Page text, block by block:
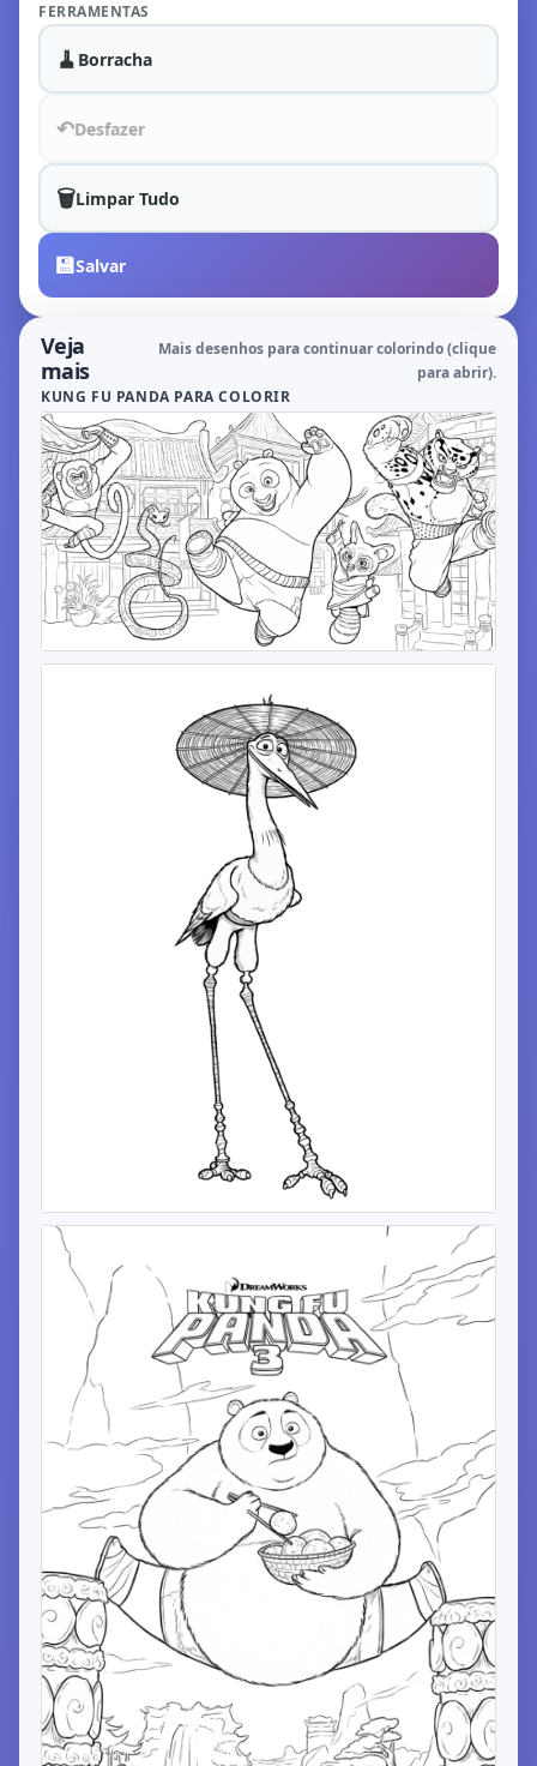
FERRAMENTAS
🧹 Borracha
↶Desfazer
🗑️Limpar Tudo
💾Salvar
Veja
mais
Mais desenhos para continuar colorindo (clique
para abrir).
KUNG FU PANDA PARA COLORIR